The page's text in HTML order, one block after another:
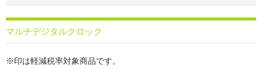
マルチデジタルクロック
※印は軽減税率対象商品です。